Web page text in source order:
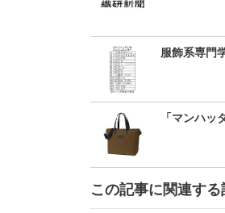
服飾系専門
「マンハ
この記事に関連する